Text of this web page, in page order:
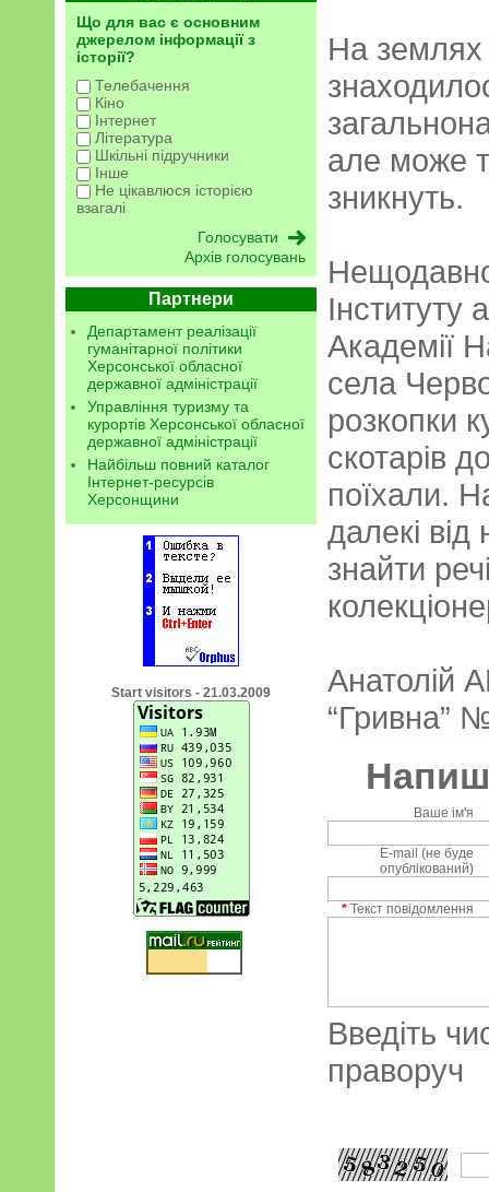
Що для вас є основним
джерелом інформації з
історії?
Телебачення
Кіно
Інтернет
Література
Шкільні підручники
Інше
Не цікавлюся історією
взагалі
Архів голосувань
Партнери
Департамент реалізації
гуманітарної політики
Херсонської обласної
державної адміністрації
Управління туризму та
курортів Херсонської обласної
державної адміністрації
Найбільш повний каталог
Інтернет-ресурсів
Херсонщини
Start visitors - 21.03.2009
На
але може
зникнуть.
Інституту
Академії
села
розкопки
скотарів
поїхали.
далекі від
знайти
Анатолій
“Гривна”
Ваше ім'я
E-mail (не буде
опублікований)
* Текст повідомлення
Введіть
праворуч